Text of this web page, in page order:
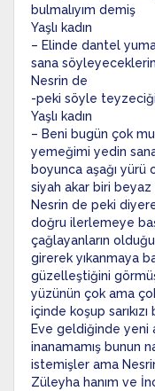
bulmalıyım demiş
Yaşlı kadın
– Elinde dantel
sana
Nesrin de
-peki söyle
Yaşlı kadın
– Beni bugün çok
yemeğimi yedin
boyunca aşağı yürü
siyah akar biri
Nesrin de peki
doğru ilerlemeye
çağlayanların
girerek yıkanmaya
güzelleştiğini
yüzünün çok ama
içinde koşup
Eve geldiğinde yeni
inanamamış bunun
istemişler ama
Züleyha hanım ve